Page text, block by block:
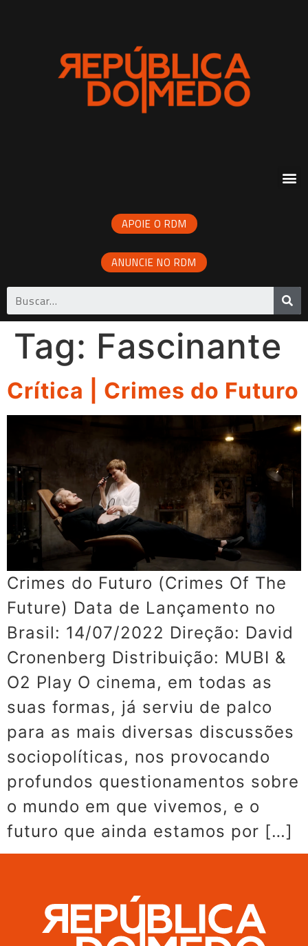
APOIE O RDM
ANUNCIE NO RDM
Tag: Fascinante
Crítica | Crimes do Futuro
Crimes do Futuro (Crimes Of The
Future) Data de Lançamento no
Brasil: 14/07/2022 Direção: David
Cronenberg Distribuição: MUBI &
O2 Play O cinema, em todas as
suas formas, já serviu de palco
para as mais diversas discussões
sociopolíticas, nos provocando
profundos questionamentos sobre
o mundo em que vivemos, e o
futuro que ainda estamos por […]